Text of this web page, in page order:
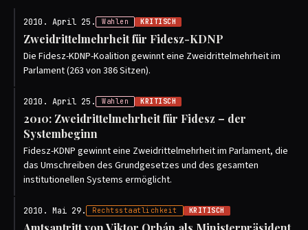
2010. April 25. Wahlen KRITISCH
Zweidrittelmehrheit für Fidesz-KDNP
Die Fidesz-KDNP-Koalition gewinnt eine Zweidrittelmehrheit im
Parlament (263 von 386 Sitzen).
2010. April 25. Wahlen KRITISCH
2010: Zweidrittelmehrheit für Fidesz – der
Systembeginn
Fidesz-KDNP gewinnt eine Zweidrittelmehrheit im Parlament, die
das Umschreiben des Grundgesetzes und des gesamten
institutionellen Systems ermöglicht.
2010. Mai 29. Rechtsstaatlichkeit KRITISCH